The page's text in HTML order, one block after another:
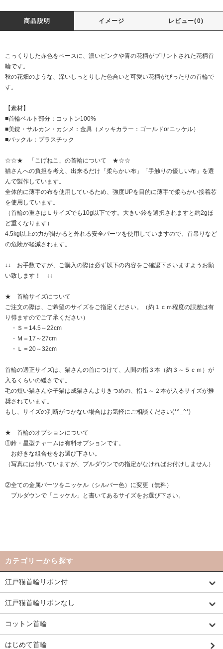
商品説明 イメージ レビュー(0)
こっくりした赤色をベースに、濃いピンクや青の花柄がプリントされた花柄首
輪です。
秋の花畑のような、深いしっとりした色合いと可愛い花柄がぴったりの首輪で
す。
【素材】
■首輪ベルト部分：コットン100%
■美錠・サルカン・カシメ：金具（メッキカラー：ゴールドorニッケル）
■バックル：プラスチック
☆☆★ 「こげねこ」の首輪について ★☆☆
猫さんへの負担を考え、出来るだけ「柔らかい布」「手触りの優しい布」を選
んで製作しています。
全体的に薄手の布を使用しているため、強度UPを目的に薄手で柔らかい接着芯
を使用しています。
（首輪の重さはＬサイズでも10g以下です。大きい鈴を選択されますと約2gほ
ど重くなります）
4.5kg以上の力が掛かると外れる安全パーツを使用していますので、首吊りなど
の危険が軽減されます。
↓↓ お手数ですが、ご購入の際は必ず以下の内容をご確認下さいますようお願
い致します！ ↓↓
★ 首輪サイズについて
ご注文の際は、ご希望のサイズをご指定ください。（約１ｃｍ程度の誤差は有
り得ますのでご了承ください）
・Ｓ＝14.5～22cm
・Ｍ＝17～27cm
・Ｌ＝20～32cm
首輪の適正サイズは、猫さんの首につけて、人間の指３本（約３～５ｃｍ）が
入るくらいの緩さです。
毛の短い猫さんや子猫は成猫さんよりきつめの、指１～２本が入るサイズが推
奨されています。
もし、サイズの判断がつかない場合はお気軽にご相談ください(*^_^*)
★ 首輪のオプションについて
①鈴・星型チャームは有料オプションです。
お好きな組合せをお選び下さい。
（写真には付いていますが、プルダウンでの指定がなければお付けしません）
②全ての金属パーツをニッケル（シルバー色）に変更（無料）
プルダウンで「ニッケル」と書いてあるサイズをお選び下さい。
カテゴリーから探す
江戸猫首輪リボン付
江戸猫首輪リボンなし
コットン首輪
はじめて首輪